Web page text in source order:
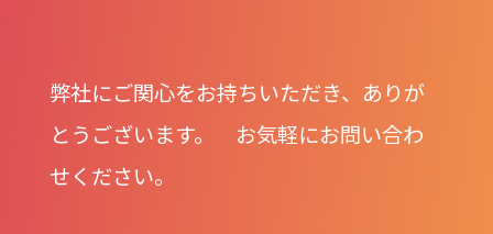
弊社にご関心をお持ちいただき、ありが
とうございます。 お気軽にお問い合わ
せください。